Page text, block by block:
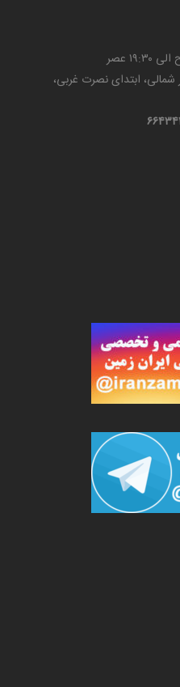
شمالی، ابتدای نصرت غربی،